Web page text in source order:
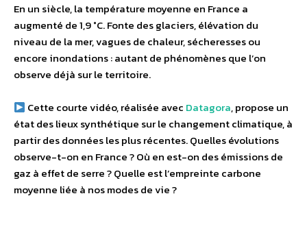
En un siècle, la température moyenne en France a
augmenté de 1,9 °C. Fonte des glaciers, élévation du
niveau de la mer, vagues de chaleur, sécheresses ou
encore inondations : autant de phénomènes que l’on
observe déjà sur le territoire.
Cette courte vidéo, réalisée avec Datagora, propose un
état des lieux synthétique sur le changement climatique, à
partir des données les plus récentes. Quelles évolutions
observe-t-on en France ? Où en est-on des émissions de
gaz à effet de serre ? Quelle est l’empreinte carbone
moyenne liée à nos modes de vie ?